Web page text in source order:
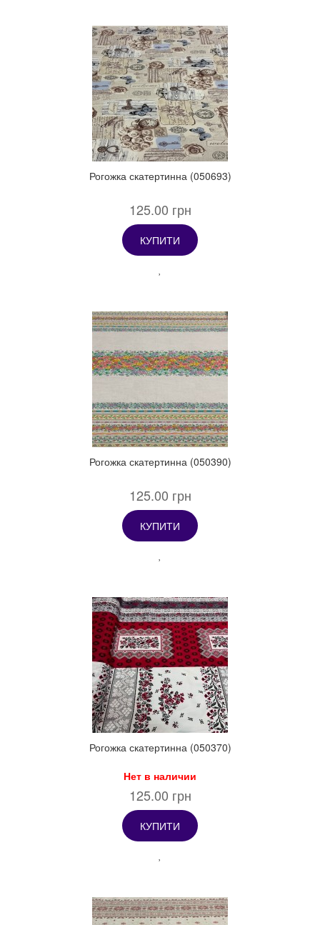
Рогожка скатертинна (050693)
125.00 грн
КУПИТИ
Рогожка скатертинна (050390)
125.00 грн
КУПИТИ
Рогожка скатертинна (050370)
Нет в наличии
125.00 грн
КУПИТИ